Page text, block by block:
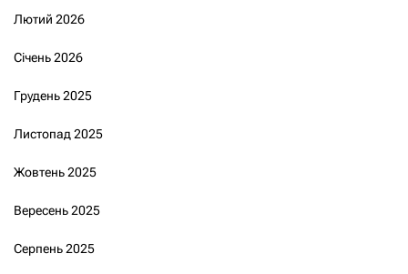
Лютий 2026
Січень 2026
Грудень 2025
Листопад 2025
Жовтень 2025
Вересень 2025
Серпень 2025